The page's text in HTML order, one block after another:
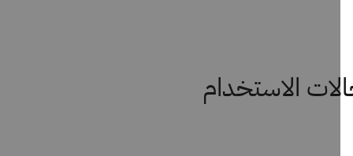
الاستخدام